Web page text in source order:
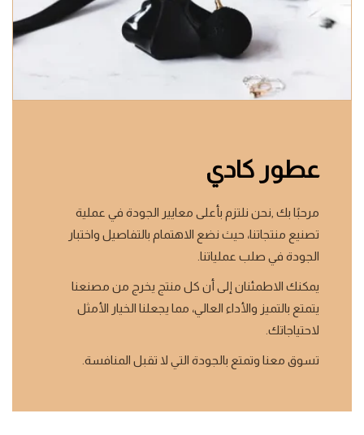
عطور كادي
مرحبًا بك ,نحن نلتزم بأعلى معايير الجودة في عملية
تصنيع منتجاتنا، حيث نضع الاهتمام بالتفاصيل واختبار
الجودة في صلب عملياتنا.
يمكنك الاطمئنان إلى أن كل منتج يخرج من مصنعنا
يتمتع بالتميز والأداء العالي، مما يجعلنا الخيار الأمثل
لاحتياجاتك.
تسوق معنا وتمتع بالجودة التي لا تقبل المنافسة.